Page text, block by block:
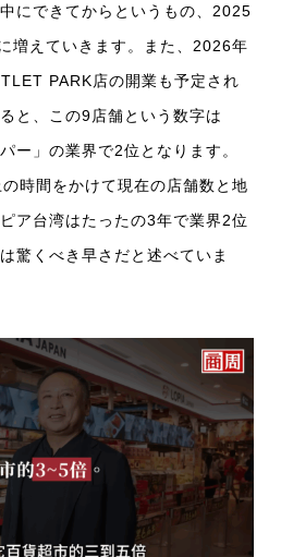
にできてからというもの、2025
増えていきます。また、2026年
PARK店の開業も予定され
と、この9店舗という数字は
ー」の業界で2位となります。
時間をかけて現在の店舗数と地
ア台湾はたったの3年で業界2位
驚くべき早さだと述べていま